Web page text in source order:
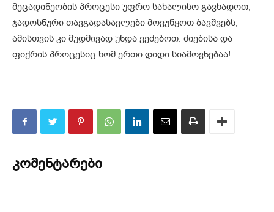
მეცადინეობის პროცესი უფრო სახალისო გავხადოთ,
ჯადოსნური თავგადასავლები მოვუწყოთ ბავშვებს,
ამისთვის კი მუდმივად უნდა ვეძებოთ. ძიებისა და
ფიქრის პროცესიც ხომ ერთი დიდი სიამოვნებაა!
კომენტარები